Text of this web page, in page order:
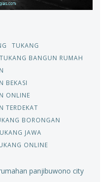
TUKANG
TUKANG BANGUN RUMAH
BEKASI
ONLINE
TERDEKAT
BORONGAN
JAWA
ONLINE
panjibuwono city